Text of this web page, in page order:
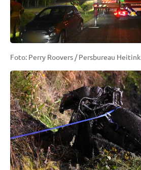
Foto: Perry Roovers / Persbureau Heitink